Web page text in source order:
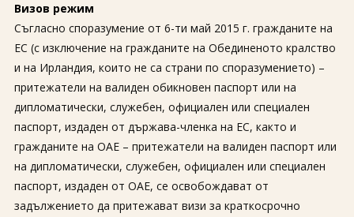
Европа
Северна Америка
Южна Америка
Хотели в Турция
ПРАЗНИЦИ
Великден
Коледа
Нова година
ПОЛЕЗНО
КОНТАКТИ
За нас
Полезно
Документи
Магазин
Общи условия
Политика за
поверителност
Визов режим
Съгласно споразумение от 6-ти май 2015 г. гражданите на
ЕС (с изключение на гражданите на Обединеното кралство
и на Ирландия, които не са страни по споразумението) –
притежатели на валиден обикновен паспорт или на
дипломатически, служебен, официален или специален
паспорт, издаден от държава-членка на ЕС, както и
гражданите на ОАЕ – притежатели на валиден паспорт или
на дипломатически, служебен, официален или специален
паспорт, издаден от ОАЕ, се освобождават от
задължението да притежават визи за краткосрочно